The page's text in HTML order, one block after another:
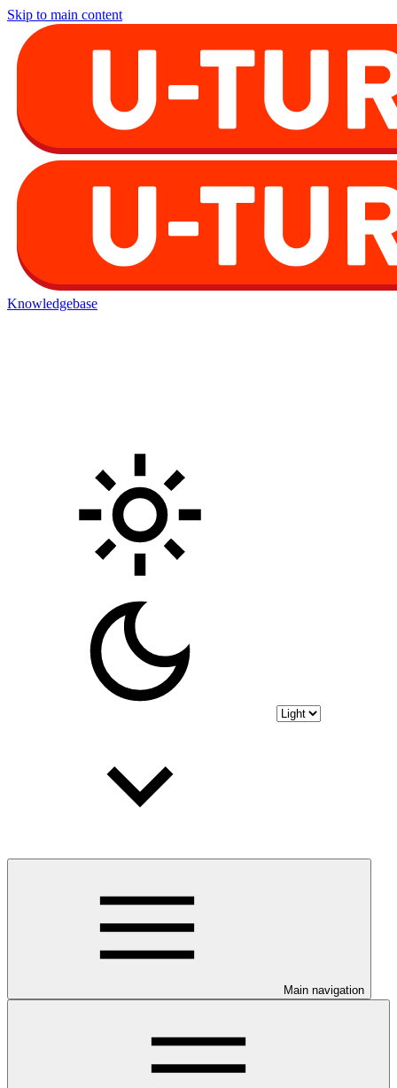
Skip to main content
Knowledgebase
Main navigation